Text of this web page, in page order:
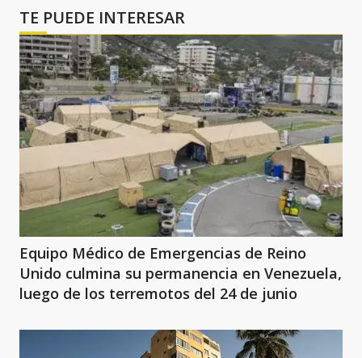
TE PUEDE INTERESAR
Equipo Médico de Emergencias de Reino
Unido culmina su permanencia en Venezuela,
luego de los terremotos del 24 de junio